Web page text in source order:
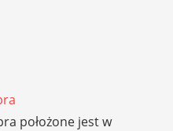
położone jest w